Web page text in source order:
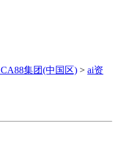
CA88集团(中国区) > ai资